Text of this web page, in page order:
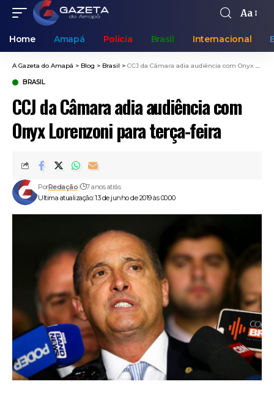
Aa
Home Amapá Polícia Brasil Internacional
A Gazeta do Amapá > Blog > Brasil > CCJ da Câmara adia audiência com Onyx Lorenzoni para terça-feira
BRASIL
CCJ da Câmara adia audiência com
Onyx Lorenzoni para terça-feira
Ultima atualização: 13 de junho de 2019 às 00:00
PorRedação 7 anos atrás